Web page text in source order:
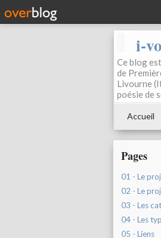
i-
Ce blog
de
Livourne
poésie de
Accueil
Pages
01 - Le
02 - Le
03 - Les
04 - Les
05 - Liens